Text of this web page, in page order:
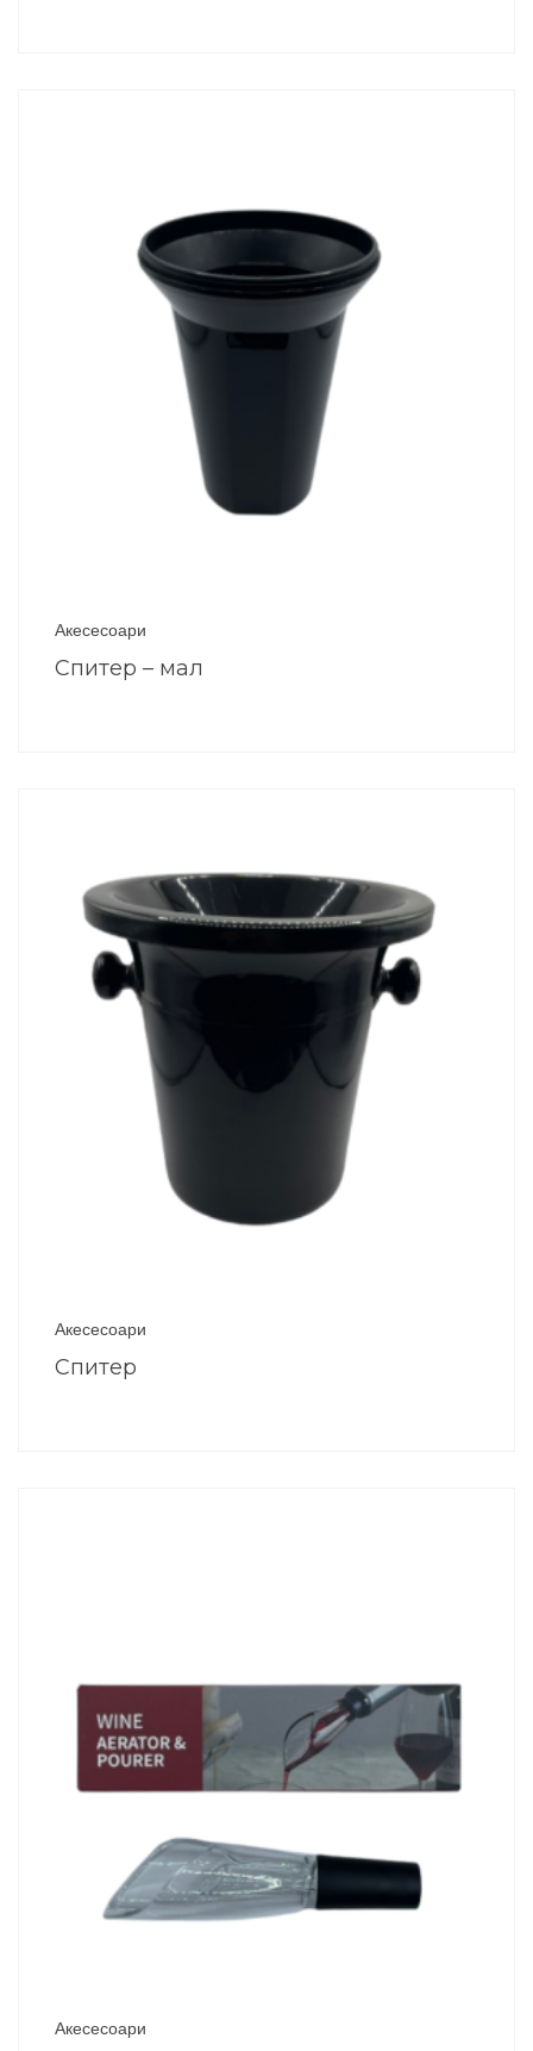
Акесесоари
Спитер – мал
Акесесоари
Спитер
Акесесоари